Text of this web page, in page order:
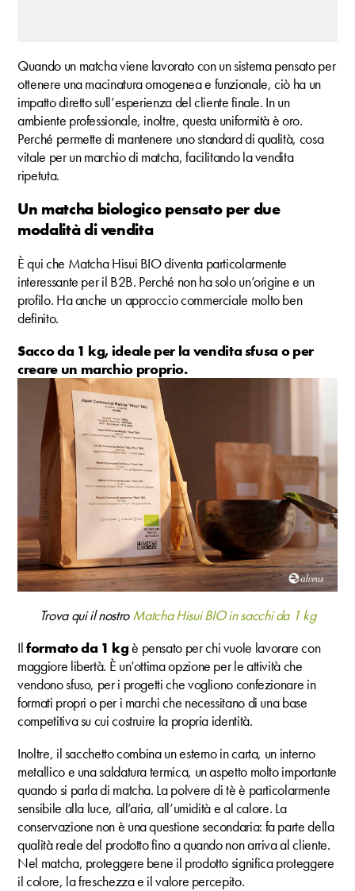
Quando un matcha viene lavorato con un sistema pensato per
ottenere una macinatura omogenea e funzionale, ciò ha un
impatto diretto sull’esperienza del cliente finale. In un
ambiente professionale, inoltre, questa uniformità è oro.
Perché permette di mantenere uno standard di qualità, cosa
vitale per un marchio di matcha, facilitando la vendita
ripetuta.
Un matcha biologico pensato per due
modalità di vendita
È qui che Matcha Hisui BIO diventa particolarmente
interessante per il B2B. Perché non ha solo un’origine e un
profilo. Ha anche un approccio commerciale molto ben
definito.
Sacco da 1 kg, ideale per la vendita sfusa o per
creare un marchio proprio.
Trova qui il nostroMatcha Hisui BIO in sacchi da 1 kg
Ilformato da 1 kgè pensato per chi vuole lavorare con
maggiore libertà. È un’ottima opzione per le attività che
vendono sfuso, per i progetti che vogliono confezionare in
formati propri o per i marchi che necessitano di una base
competitiva su cui costruire la propria identità.
Inoltre, il sacchetto combina un esterno in carta, un interno
metallico e una saldatura termica, un aspetto molto importante
quando si parla di matcha. La polvere di tè è particolarmente
sensibile alla luce, all’aria, all’umidità e al calore. La
conservazione non è una questione secondaria: fa parte della
qualità reale del prodotto fino a quando non arriva al cliente.
Nel matcha, proteggere bene il prodotto significa proteggere
il colore, la freschezza e il valore percepito.